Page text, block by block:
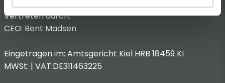
Vertreten durch:
CEO: Bent Madsen
Eingetragen im: Amtsgericht Kiel HRB 18459 KI
MWSt: | VAT:DE311463225